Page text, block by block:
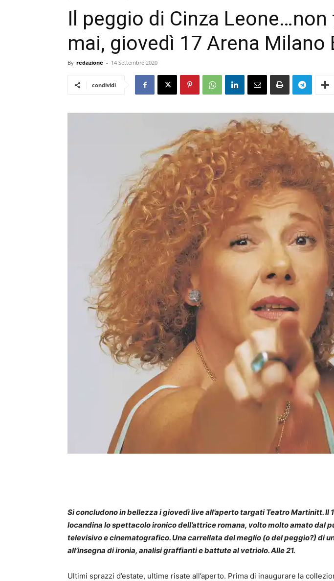
Il peggio di Cinza Leone…non
mai, giovedì 17 Arena Milano
By redazione - 14 Settembre 2020
condividi
Si concludono in bellezza i giovedì live all’aperto targati Teatro Martinitt. Il
locandina lo spettacolo ironico dell’attrice romana, volto molto amato dal
televisivo e cinematografico. Una carrellata del meglio (o del peggio?) di
all’insegna di ironia, analisi graffianti e battute al vetriolo. Alle 21.
Ultimi sprazzi d’estate, ultime risate all’aperto. Prima di inaugurare la